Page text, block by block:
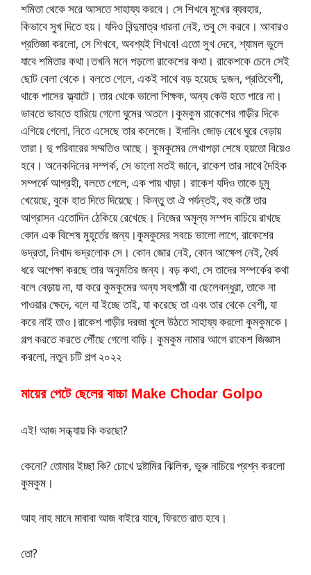
শমিতা থেকে সরে আসতে সাহায্য করবে। সে শিখবে মুখের ব্যবহার,
কিভাবে সুখ দিতে হয়। যদিও বিন্দুমাত্র ধারনা নেই, তবু সে করবে। আবারও
প্রতিজ্ঞা করলো, সে শিখবে, অবশ্যই শিখবে! এতো সুখ দেবে, শ্যামল ভুলে
যাবে শমিতার কথা।তখনি মনে পড়লো রাকেশের কথা। রাকেশকে চেনে সেই
ছোট বেলা থেকে। বলতে গেলে, একই সাথে বড় হয়েছে দুজন, প্রতিবেশী,
থাকে পাসের ফ্ল্যাটে। তার থেকে ভালো শিক্ষক, অন্য কেউ হতে পারে না।
ভাবতে ভাবতে হারিয়ে গেলো ঘুমের অতলে।কুমকুম রাকেশের গাড়ীর দিকে
এগিয়ে গেলো, নিতে এসেছে তার কলেজে। ইদানিং জোড় বেধে ঘুরে বেড়ায়
তারা। দু পরিবারের সম্মতিও আছে। কুমকুমের লেখাপড়া শেষে হয়তো বিয়েও
হবে। অনেকদিনের সম্পর্ক, সে ভালো মতই জানে, রাকেশ তার সাথে দৈহিক
সম্পর্কে আগ্রহী, বলতে গেলে, এক পায় খাড়া। রাকেশ যদিও তাকে চুমু
খেয়েছে, বুকে হাত দিতে দিয়েছে। কিন্তু তা ঐ পর্যন্তই, বহু কষ্টে তার
আগ্রাসন এতোদিন ঠেকিয়ে রেখেছে। নিজের অমূল্য সম্পদ বাচিয়ে রাখছে
কোন এক বিশেষ মুহূর্তের জন্য।কুমকুমের সবচে ভালো লাগে, রাকেশের
ভদ্রতা, নিখাদ ভদ্রলোক সে। কোন জোর নেই, কোন আক্ষেপ নেই, ধৈর্য
ধরে অপেক্ষা করছে তার অনুমতির জন্য। বড় কথা, সে তাদের সম্পর্কের কথা
বলে বেড়ায় না, যা করে কুমকুমের অন্য সহপাঠী বা ছেলেবন্ধুরা, তাকে না
পাওয়ার ক্ষেদে, বলে যা ইচ্ছে তাই, যা করেছে তা এবং তার থেকে বেশী, যা
করে নাই তাও।রাকেশ গাড়ীর দরজা খুলে উঠতে সাহায্য করলো কুমকুমকে।
গল্প করতে করতে পৌঁছে গেলো বাড়ি। কুমকুম নামার আগে রাকেশ জিজ্ঞাস
করলো, নতুন চটি গল্প ২০২২
মায়ের পেটে ছেলের বাচ্চা Make Chodar Golpo
এই! আজ সন্ধ্যায় কি করছো?
কেনো? তোমার ইচ্ছা কি? চোখে দুষ্টামির ঝিলিক, ভুরু নাচিয়ে প্রশ্ন করলো
কুমকুম।
আহ নাহ মানে মাবাবা আজ বাইরে যাবে, ফিরতে রাত হবে।
তো?